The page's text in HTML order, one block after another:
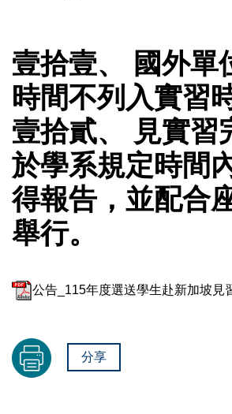
壹拾壹、 國外單
時間不列入實習
壹拾貳、 見實習
於學系規定時間
得報告，並配合
舉行。
公告_115年度選送學生赴新加坡見
分享